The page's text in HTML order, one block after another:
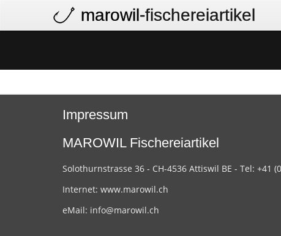
marowil-fischereiartikel
Impressum
MAROWIL Fischereiartikel
Solothurnstrasse 36 - CH-4536 Attiswil BE - Tel: +41
Internet: www.marowil.ch
eMail: info@marowil.ch